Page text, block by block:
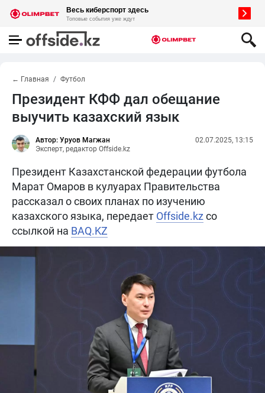
← Главная Футбол
Президент КФФ дал обещание
выучить казахский язык
Автор: Уруов Магжан
Эксперт, редактор Offside.kz
02.07.2025, 13:15
Президент Казахстанской федерации футбола
Марат Омаров в кулуарах Правительства
рассказал о своих планах по изучению
казахского языка, передает Offside.kz со
ссылкой на BAQ.KZ